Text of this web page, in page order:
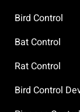
Bird Control
Bat Control
Rat Control
Bird Control